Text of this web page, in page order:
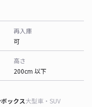
再入庫
可
高さ
200cm 以下
ックス大型車・SUV